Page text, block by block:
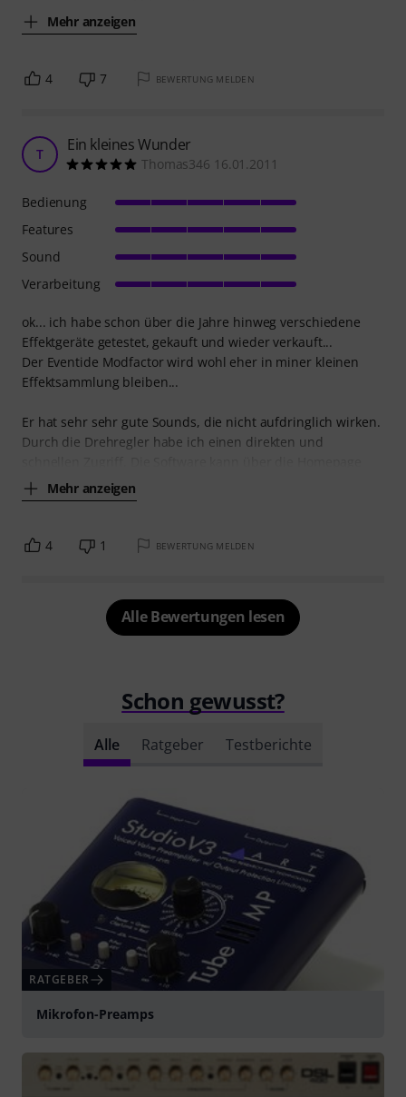
Mehr anzeigen
4 7 BEWERTUNG MELDEN
T Ein kleines Wunder
Thomas346 16.01.2011
ok... ich habe schon über die Jahre hinweg verschiedene
Effektgeräte getestet, gekauft und wieder verkauft...
Der Eventide Modfactor wird wohl eher in miner kleinen
Effektsammlung bleiben...
Er hat sehr sehr gute Sounds, die nicht aufdringlich wirken.
Durch die Drehregler habe ich einen direkten und
Mehr anzeigen
Bedienung
Features
Sound
Verarbeitung
4 1 BEWERTUNG MELDEN
Alle Bewertungen lesen
Schon gewusst?
Alle Ratgeber Testberichte
RATGEBER
Mikrofon-Preamps